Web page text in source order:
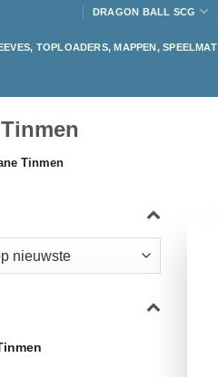
DRAGON BALL SCG
TOPLOADERS, MAPPEN,
Tinmen